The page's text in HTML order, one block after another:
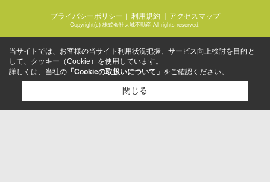
プライバシーポリシー ｜ 利用規約 ｜アクセスマップ
Copyright(c) 株式会社大城不動産 All rights reserved.
当サイトでは、お客様の当サイト利用状況把握、サービス向上検討を目的と
して、クッキー（Cookie）を使用しています。
詳しくは、当社の 「Cookieの取扱いについて」 をご確認ください。
閉じる